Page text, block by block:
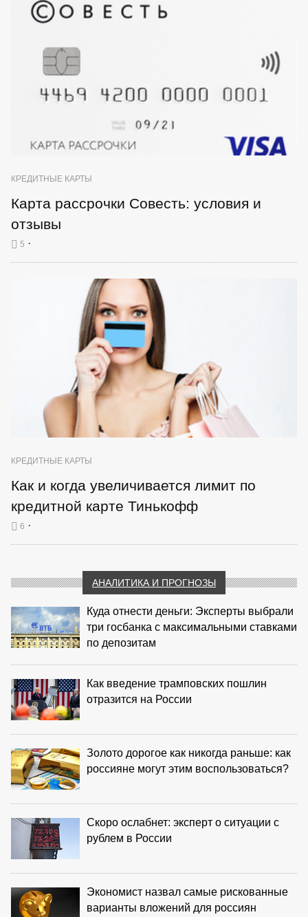
КРЕДИТНЫЕ КАРТЫ
Карта рассрочки Совесть: условия и
отзывы
5 ·
КРЕДИТНЫЕ КАРТЫ
Как и когда увеличивается лимит по
кредитной карте Тинькофф
6 ·
АНАЛИТИКА И ПРОГНОЗЫ
Куда отнести деньги: Эксперты выбрали
три госбанка с максимальными ставками
по депозитам
Как введение трамповских пошлин
отразится на России
Золото дорогое как никогда раньше: как
россияне могут этим воспользоваться?
Скоро ослабнет: эксперт о ситуации с
рублем в России
Экономист назвал самые рискованные
варианты вложений для россиян